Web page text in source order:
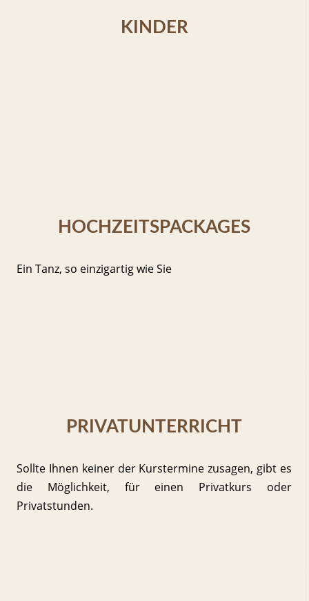
KINDER
HOCHZEITSPACKAGES
Ein Tanz, so einzigartig wie Sie
PRIVATUNTERRICHT
Sollte Ihnen keiner der Kurstermine zusagen, gibt es
die Möglichkeit, für einen Privatkurs oder
Privatstunden.